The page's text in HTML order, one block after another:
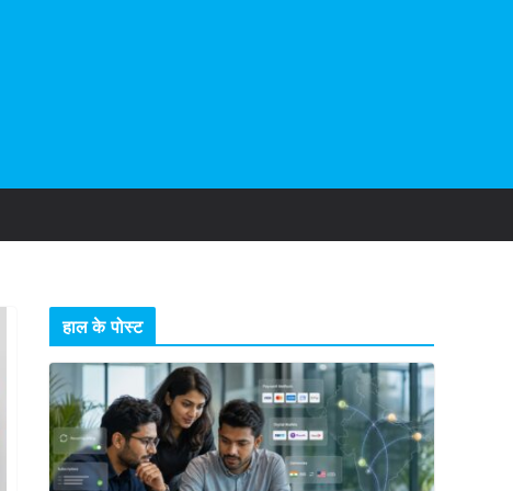
हाल के पोस्ट